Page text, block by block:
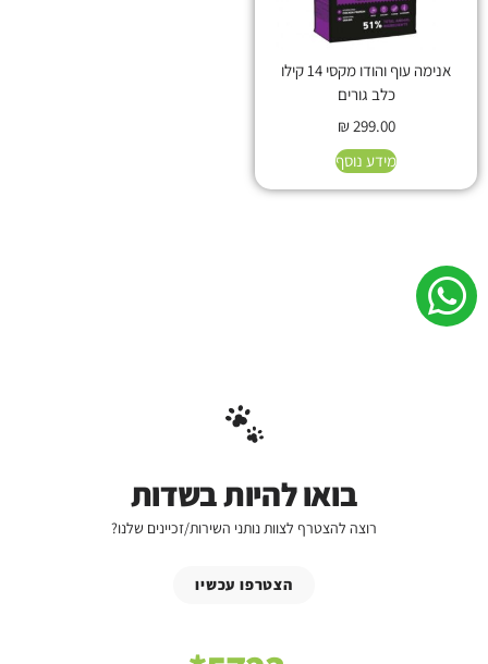
אנימה עוף והודו מקסי 14 קילו
כלב גורים
₪299.00
מידע נוסף
בואו להיות בשדות
רוצה להצטרף לצוות נותני השירות/זכיינים שלנו?
הצטרפו עכשיו